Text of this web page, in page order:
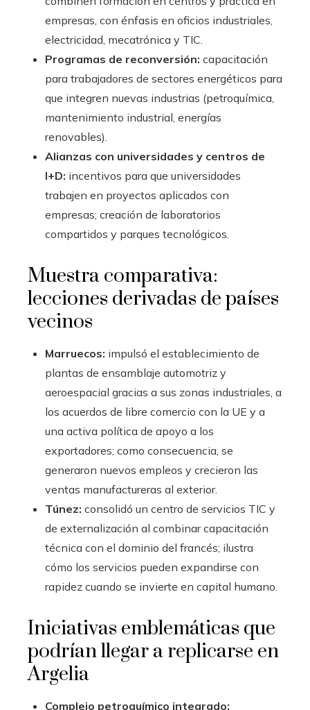
empresas, con énfasis en oficios industriales,
electricidad, mecatrónica y TIC.
Programas de reconversión: capacitación
para trabajadores de sectores energéticos para
que integren nuevas industrias (petroquímica,
mantenimiento industrial, energías
renovables).
Alianzas con universidades y centros de
I+D: incentivos para que universidades
trabajen en proyectos aplicados con
empresas; creación de laboratorios
compartidos y parques tecnológicos.
Muestra comparativa:
lecciones derivadas de países
vecinos
Marruecos: impulsó el establecimiento de
plantas de ensamblaje automotriz y
aeroespacial gracias a sus zonas industriales, a
los acuerdos de libre comercio con la UE y a
una activa política de apoyo a los
exportadores; como consecuencia, se
generaron nuevos empleos y crecieron las
ventas manufactureras al exterior.
Túnez: consolidó un centro de servicios TIC y
de externalización al combinar capacitación
técnica con el dominio del francés; ilustra
cómo los servicios pueden expandirse con
rapidez cuando se invierte en capital humano.
Iniciativas emblemáticas que
podrían llegar a replicarse en
Argelia
Complejo petroquímico integrado: